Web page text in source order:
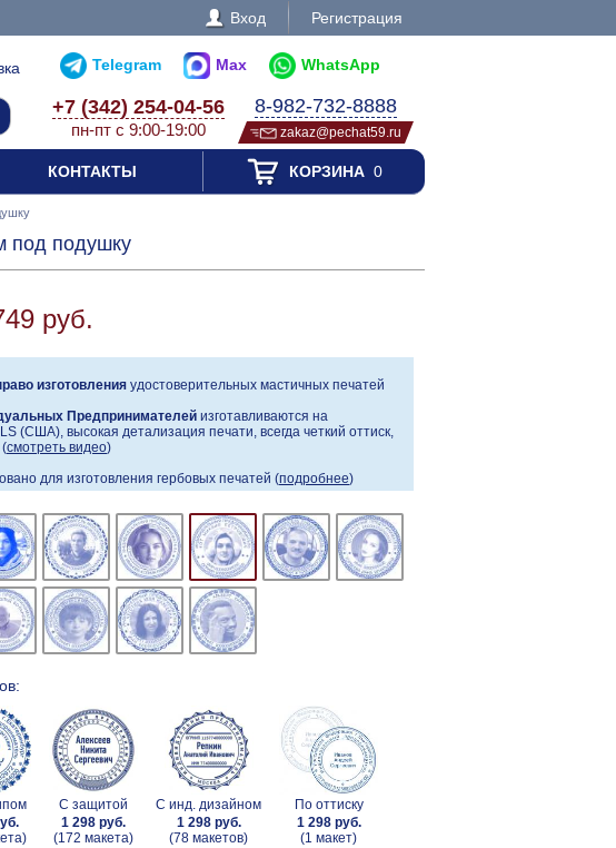
Вход Регистрация
Telegram Max WhatsApp
+7 (342) 254-04-56
пн-пт с 9:00-19:00
8-982-732-8888
zakaz@pechat59.ru
КОНТАКТЫ КОРЗИНА0
под подушку
руб.
изготовления удостоверительных мастичных печатей
Предпринимателей изготавливаются на
(США), высокая детализация печати, всегда четкий оттиск,
(смотреть видео)
для изготовления гербовых печатей (подробнее)
С защитой
1 298 руб.
(172 макета)
С инд. дизайном
1 298 руб.
(78 макетов)
По оттиску
1 298 руб.
(1 макет)